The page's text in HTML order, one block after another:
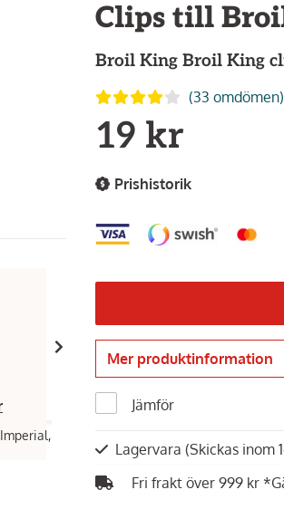
Aktivera
tredjepartstjänster
Broil King,Tändare med 33 cm
bottenbrännare
159 kr
Clips till
Broil King Broil King
(33 omdömen)
19 kr
Prishistorik
Mer produktinformation
Jämför
Lagervara (Skickas inom
Fri frakt över 999 kr